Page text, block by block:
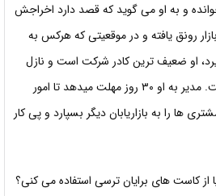
و به او می گوید که قصد دارد اخراجش
رونق یافته و در موقعیتی که هرکس به
او ضعیف ترین کادر شرکت است و نازل
ترین تعداد فروش را داشته است. مدیر به او ۳۰ روز مهلت میدهد تا امور
ها را به بازاریابان دیگر بسپارد و پی کار
کاست های برایان ترسی استفاده می کنی؟